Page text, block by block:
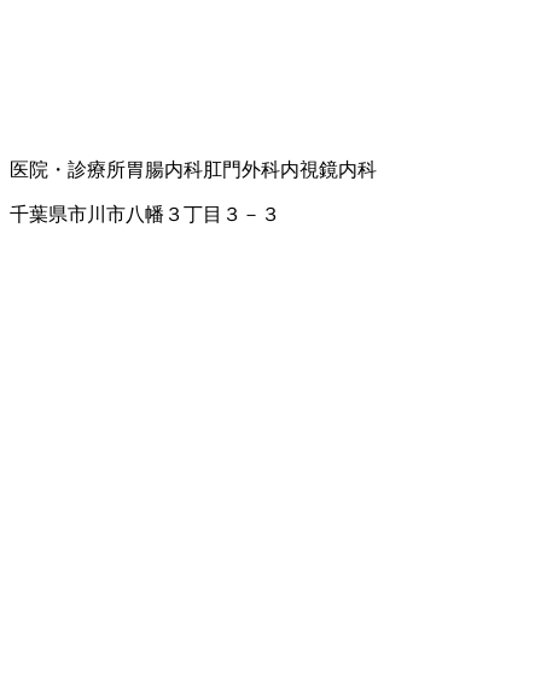
医院・診療所胃腸内科肛門外科内視鏡内科
千葉県市川市八幡３丁目３－３